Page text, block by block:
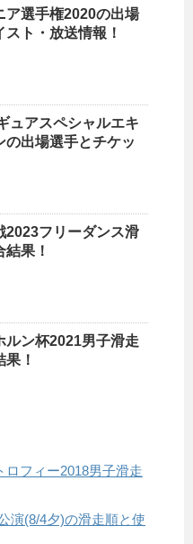
ア選手権2020の出場
スト・放送情報！
ュアスペシャルエキ
の出場選手とチケッ
2023フリーダンス滑
結果！
ルン杯2021男子滑走
！
ロフィー2018男子滑走
演(8/4夕)の滑走順と使